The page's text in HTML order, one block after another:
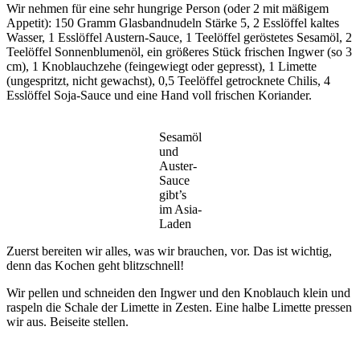
Wir nehmen für eine sehr hungrige Person (oder 2 mit mäßigem
Appetit): 150 Gramm Glasbandnudeln Stärke 5, 2 Esslöffel kaltes
Wasser, 1 Esslöffel Austern-Sauce, 1 Teelöffel geröstetes Sesamöl, 2
Teelöffel Sonnenblumenöl, ein größeres Stück frischen Ingwer (so 3
cm), 1 Knoblauchzehe (feingewiegt oder gepresst), 1 Limette
(ungespritzt, nicht gewachst), 0,5 Teelöffel getrocknete Chilis, 4
Esslöffel Soja-Sauce und eine Hand voll frischen Koriander.
Sesamöl
und
Auster-
Sauce
gibt’s
im Asia-
Laden
Zuerst bereiten wir alles, was wir brauchen, vor. Das ist wichtig,
denn das Kochen geht blitzschnell!
Wir pellen und schneiden den Ingwer und den Knoblauch klein und
raspeln die Schale der Limette in Zesten. Eine halbe Limette pressen
wir aus. Beiseite stellen.